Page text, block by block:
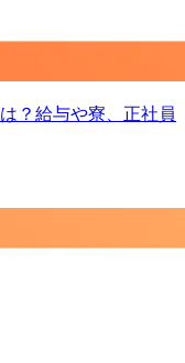
？給与や寮、正社員